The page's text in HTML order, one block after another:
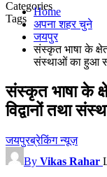
Categories
Tags
Home
अपना शहर चुने
जयपुर
संस्कृत भाषा के
संस्थाओं का हुआ
संस्कृत भाषा के
विद्वानों तथा
जयपुरब्रेकिंग न्यूज़
By Vikas Rahar